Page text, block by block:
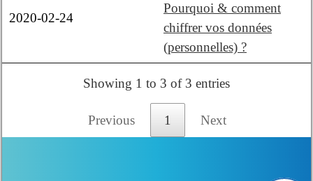
2020-02-24
Pourquoi & comment
chiffrer vos données
(personnelles) ?
Showing 1 to 3 of 3 entries
Previous 1 Next